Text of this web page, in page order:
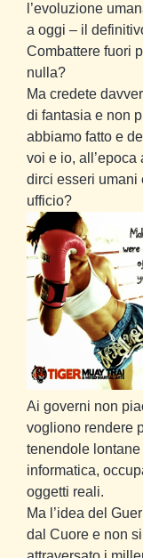
l’evoluzione
a oggi – il
Combattere fuori
nulla?
Ma credete
di fantasia e non
abbiamo fatto e
voi e io,
dirci esseri umani
ufficio?
Ai governi non
vogliono rendere
tenendole
informatica,
oggetti reali.
Ma l’idea del
dal Cuore e non